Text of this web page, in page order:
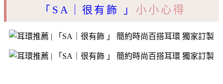
「SA｜很有飾 」 小小心得